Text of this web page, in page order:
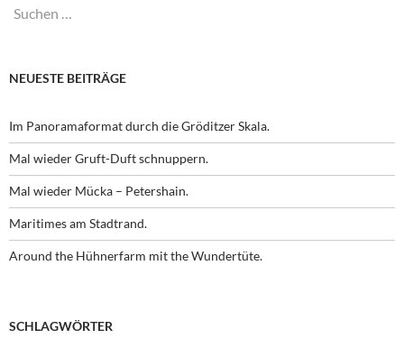
Suchen
NEUESTE BEITRÄGE
Im Panoramaformat durch die Gröditzer Skala.
Mal wieder Gruft-Duft schnuppern.
Mal wieder Mücka – Petershain.
Maritimes am Stadtrand.
Around the Hühnerfarm mit the Wundertüte.
SCHLAGWÖRTER